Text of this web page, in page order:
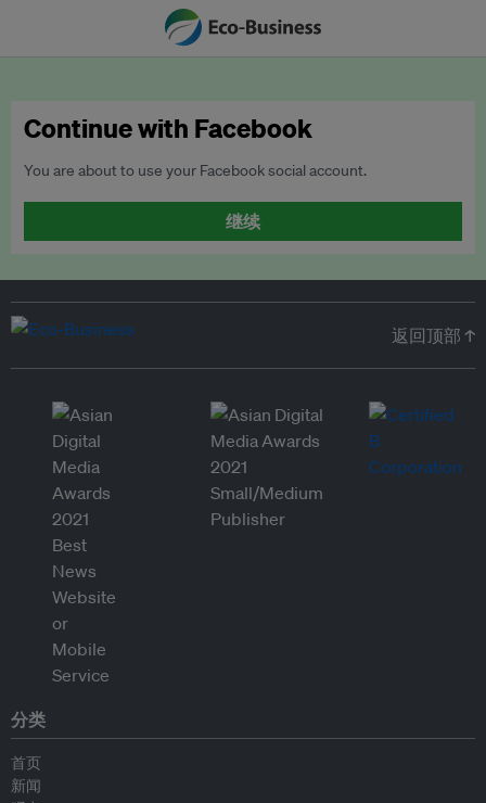
Continue with Facebook
You are about to use your Facebook social account.
继续
返回顶部 ↑
分类
首页
新闻